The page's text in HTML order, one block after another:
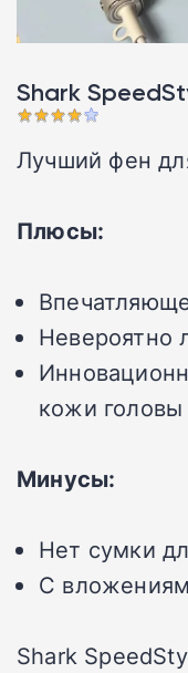
Shark
Лучший фен
Плюсы:
Невероятно
кожи головы
Минусы:
Нет сумки
С
Shark